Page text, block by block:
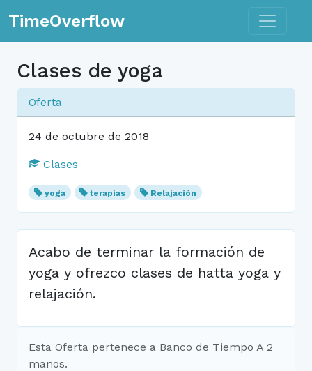
TimeOverflow Toggle
Clases de yoga
Oferta
24 de octubre de 2018
Clases
yoga terapias Relajación
Acabo de terminar la formación de
yoga y ofrezco clases de hatta yoga y
relajación.
Esta Oferta pertenece a Banco de Tiempo A 2
manos.